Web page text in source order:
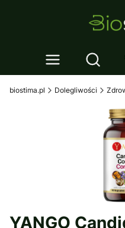
biostima.pl Dolegliwości
YANGO